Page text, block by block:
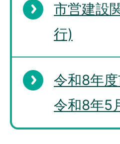
市営建設
行)
令和8年
令和8年5